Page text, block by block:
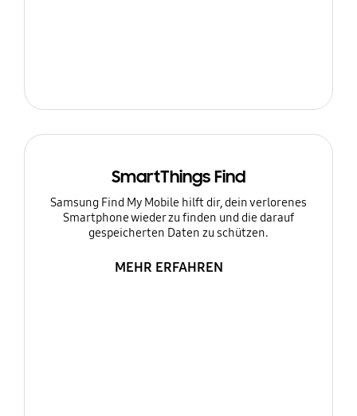
SmartThings Find
Samsung Find My Mobile hilft dir, dein verlorenes
Smartphone wieder zu finden und die darauf
gespeicherten Daten zu schützen.
MEHR ERFAHREN